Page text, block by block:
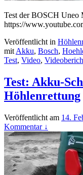
Test der BOSCH Uneo
https://
Veröffentlicht in
mit Akku, Bosch,
Test, Video,
Test: Akku-
Höhlenrettung
Veröffentlicht am 14.
Kommentar ↓